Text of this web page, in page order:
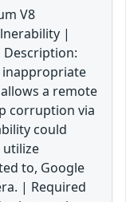
V8
|
inappropriate
a remote
corruption via
could
to, Google
| Required